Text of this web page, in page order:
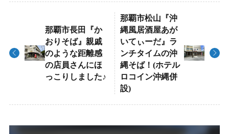
那覇市長田『か
おりそば』親戚
のような距離感
の店員さんにほ
っこりしました♪
那覇市松山『沖
縄風居酒屋あが
いてぃーだ』ラ
ンチタイムの沖
縄そば！(ホテル
ロコイン沖縄併
設)